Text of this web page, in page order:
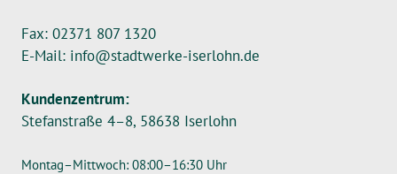
Fax: 02371 807 1320
E-Mail: info@stadtwerke-iserlohn.de
Kundenzentrum:
Stefanstraße 4–8, 58638 Iserlohn
Montag–Mittwoch: 08:00–16:30 Uhr